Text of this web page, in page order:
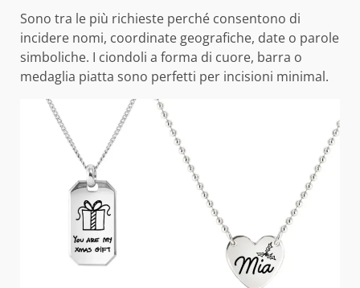
Sono tra le più richieste perché consentono di
incidere nomi, coordinate geografiche, date o parole
simboliche. I ciondoli a forma di cuore, barra o
medaglia piatta sono perfetti per incisioni minimal.